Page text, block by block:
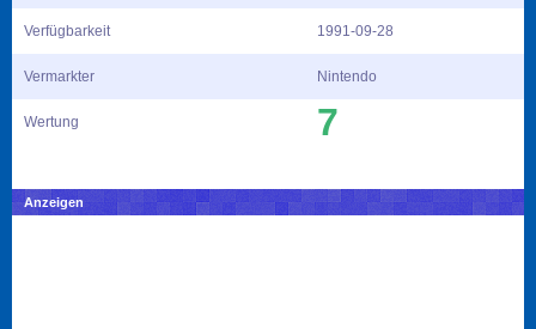
Verfügbarkeit 1991-09-28
Vermarkter Nintendo
Wertung 7
Anzeigen